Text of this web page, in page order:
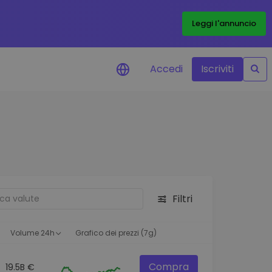
Leggi l'annuncio
utili per performance
Accedi Iscriviti
Filtri
Volume 24h Grafico dei prezzi (7g)
19.5B € Compra